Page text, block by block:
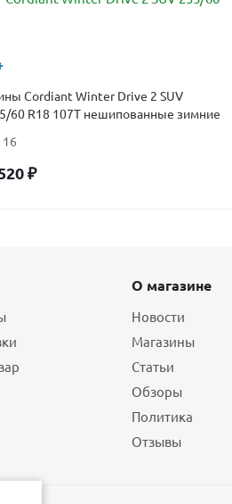
Cordiant Winter Drive 2 SUV
60 R18 107T нешипованные зимние
16
₽
О магазине
Новости
Магазины
Статьи
Обзоры
Политика
Отзывы